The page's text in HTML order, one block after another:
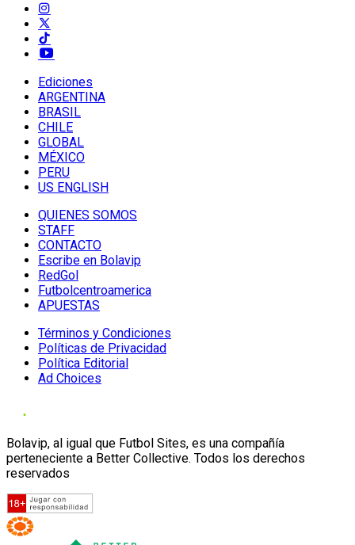
Ediciones
ARGENTINA
BRASIL
CHILE
GLOBAL
MÉXICO
PERU
US ENGLISH
QUIENES SOMOS
STAFF
CONTACTO
Escribe en Bolavip
RedGol
Futbolcentroamerica
APUESTAS
Términos y Condiciones
Políticas de Privacidad
Política Editorial
Ad Choices
Bolavip, al igual que Futbol Sites, es una compañía
perteneciente a Better Collective. Todos los derechos
reservados